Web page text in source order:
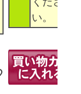
い。